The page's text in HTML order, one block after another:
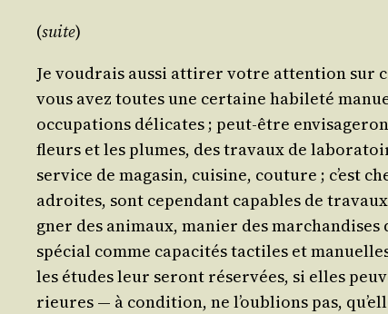
(suite)
Je vou­drais aus­si atti­rer votre atten­tion sur
vous avez toutes une cer­taine habi­le­té
occu­pa­tions déli­cates ; peut-être
fleurs et les plumes, des tra­vaux de
ser­vice de maga­sin, cui­sine, cou­ture ; c’est
adroites, sont cepen­dant capables de
gner des ani­maux, manier des mar­chan­dises
spé­cial comme capa­ci­tés tac­tiles et
les études leur seront réser­vées, si elles
rieures ― à condi­tion, ne l’ou­blions pas,